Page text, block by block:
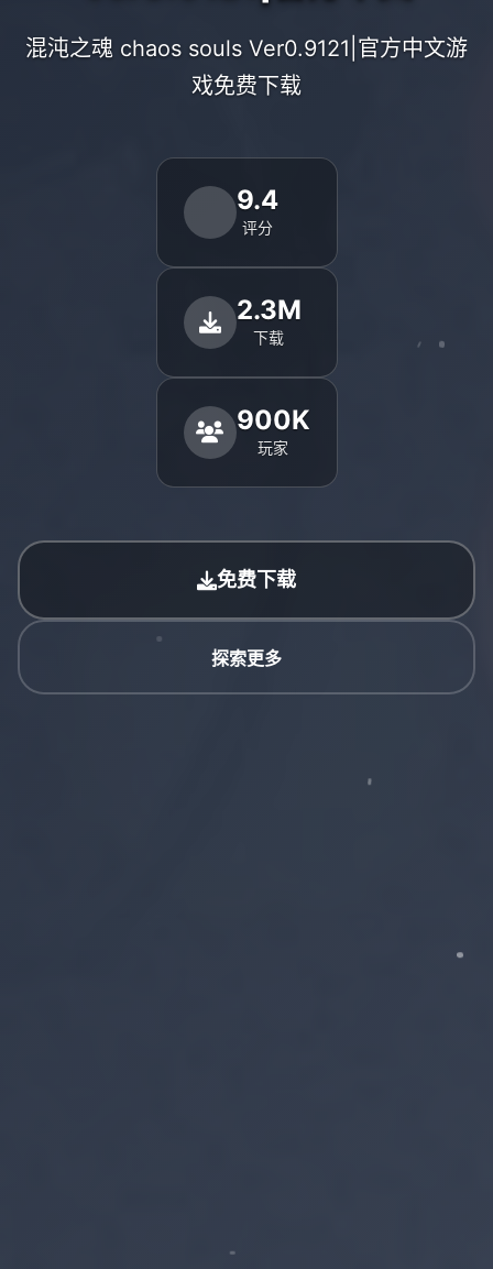
混沌之魂 chaos souls Ver0.9121|官方中文游
戏免费下载
9.4
评分
2.3M
下载
900K
玩家
免费下载
探索更多